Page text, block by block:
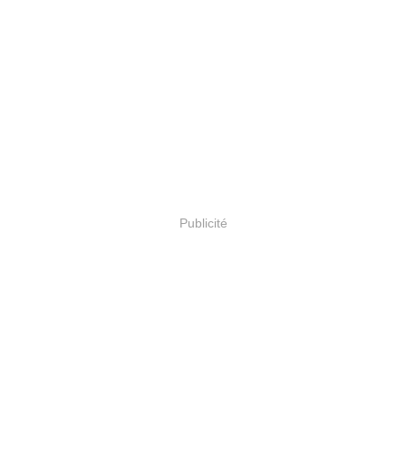
Publicité